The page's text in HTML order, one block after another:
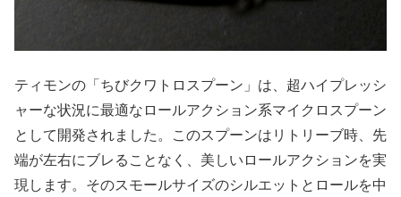
ティモンの「ちびクワトロスプーン」は、超ハイプレッシ
ャーな状況に最適なロールアクション系マイクロスプーン
として開発されました。このスプーンはリトリーブ時、先
端が左右にブレることなく、美しいロールアクションを実
現します。そのスモールサイズのシルエットとロールを中